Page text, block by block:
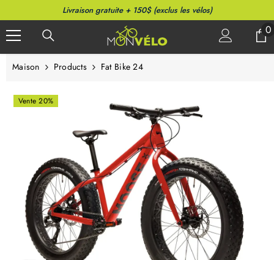
Livraison gratuite + 150$ (exclus les vélos)
0
0
Maison Products Fat Bike 24
Vente 20%